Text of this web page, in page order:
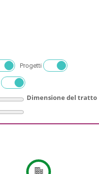
Progetti
Dimensione del tratto